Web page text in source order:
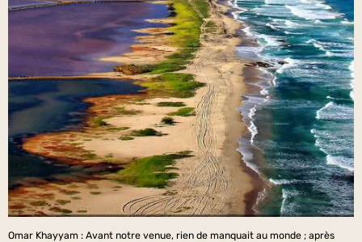
Omar Khayyam : Avant notre venue, rien de manquait au monde ; après